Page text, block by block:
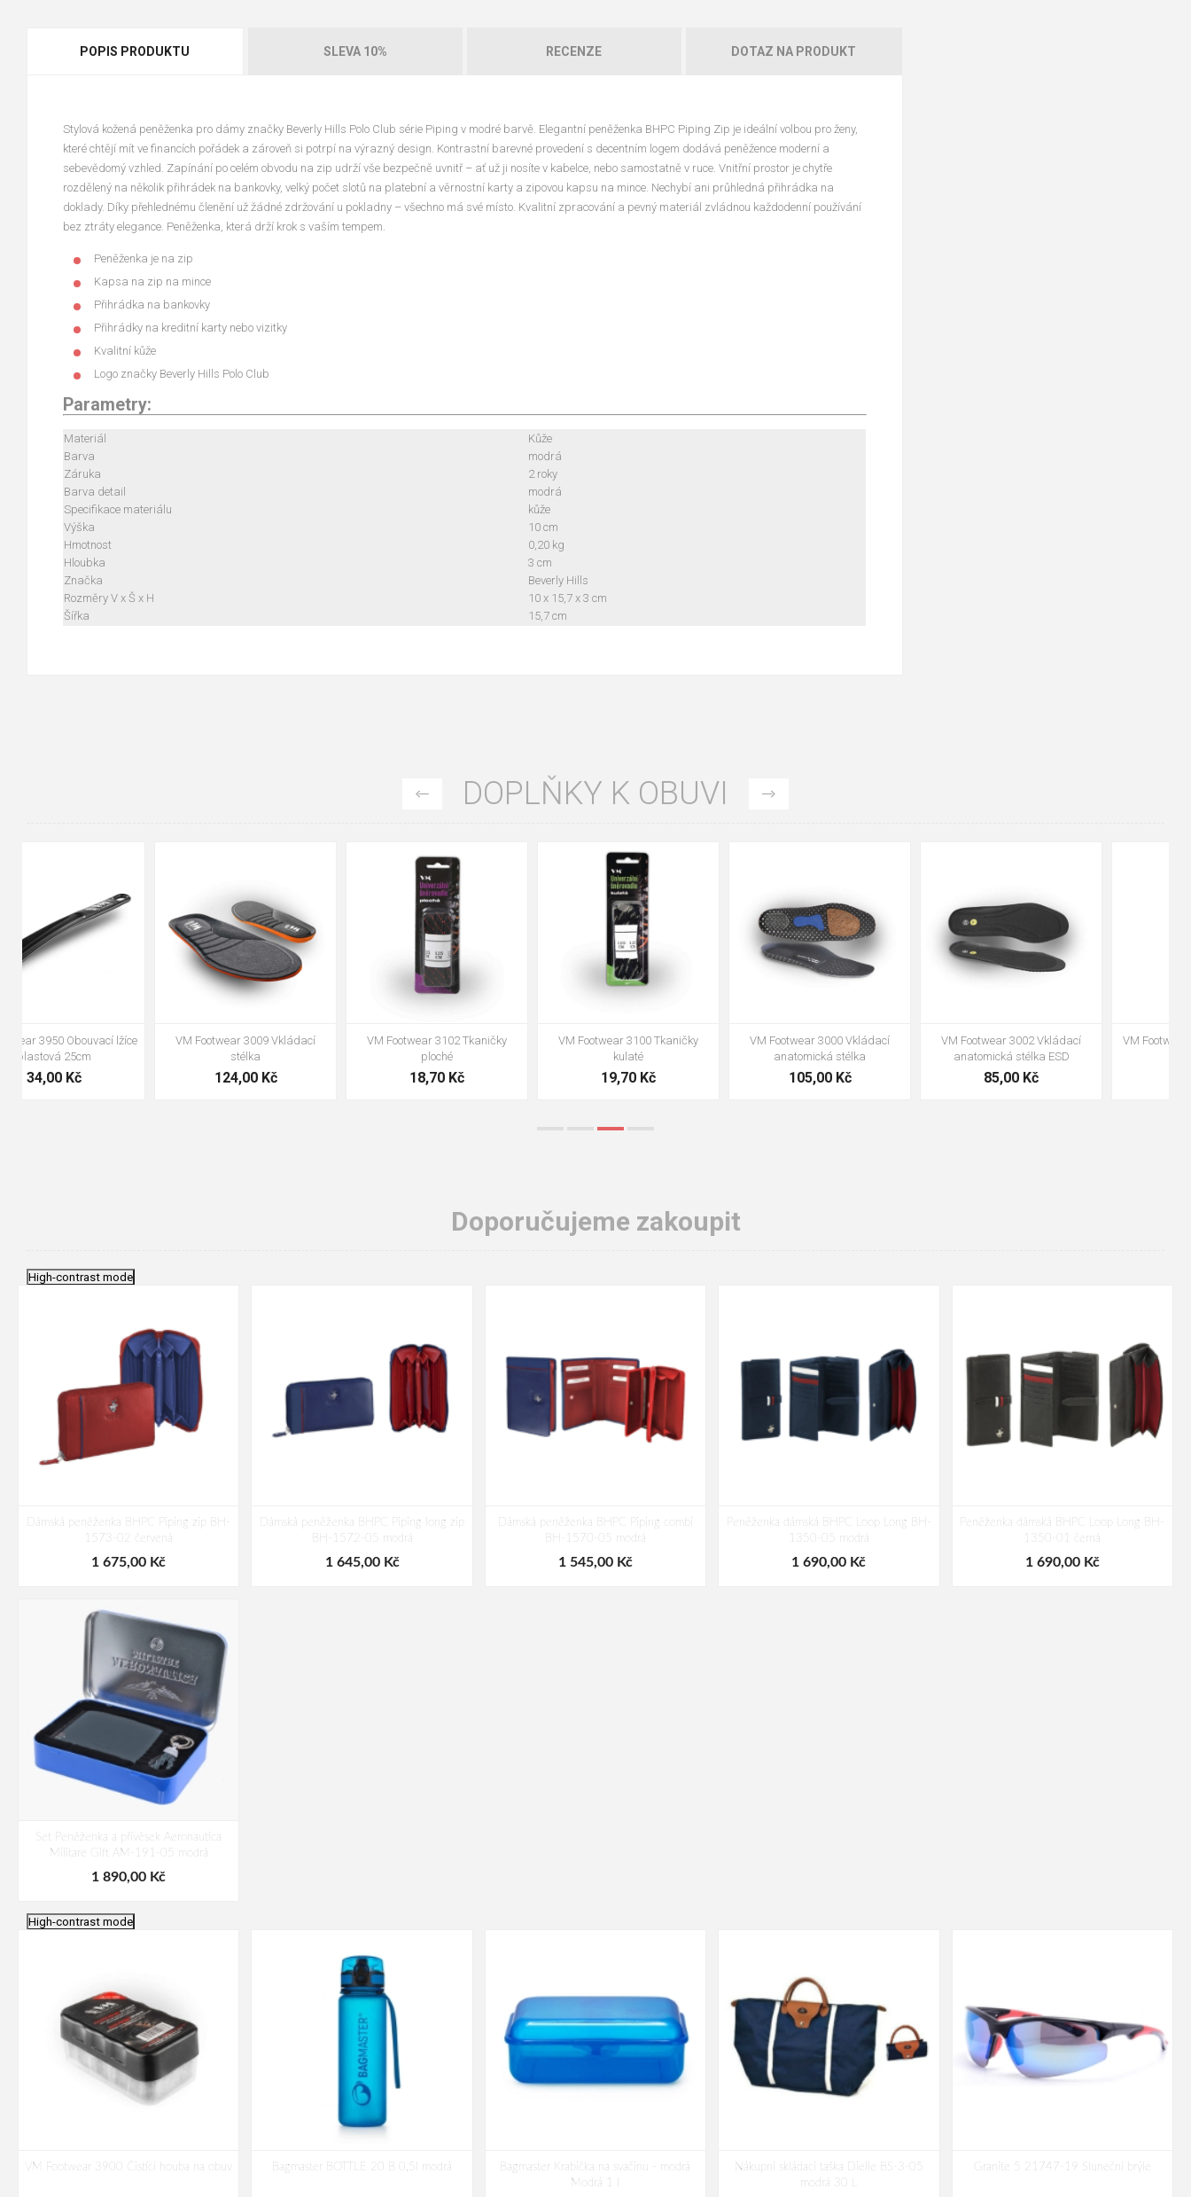
POPIS PRODUKTU SLEVA 10% RECENZE DOTAZ NA PRODUKT
Stylová kožená peněženka pro dámy značky Beverly Hills Polo Club série Piping v modré barvě. Elegantní peněženka BHPC Piping Zip je ideální volbou pro ženy,
které chtějí mít ve financích pořádek a zároveň si potrpí na výrazný design. Kontrastní barevné provedení s decentním logem dodává peněžence moderní a
sebevědomý vzhled. Zapínání po celém obvodu na zip udrží vše bezpečně uvnitř – ať už ji nosíte v kabelce, nebo samostatně v ruce. Vnitřní prostor je chytře
rozdělený na několik přihrádek na bankovky, velký počet slotů na platební a věrnostní karty a zipovou kapsu na mince. Nechybí ani průhledná přihrádka na
doklady. Díky přehlednému členění už žádné zdržování u pokladny – všechno má své místo. Kvalitní zpracování a pevný materiál zvládnou každodenní používání
bez ztráty elegance. Peněženka, která drží krok s vaším tempem.
Peněženka je na zip
Kapsa na zip na mince
Přihrádka na bankovky
Přihrádky na kreditní karty nebo vizitky
Kvalitní kůže
Logo značky Beverly Hills Polo Club
Parametry:
Materiál
Kůže
Barva
modrá
Záruka
2 roky
Barva detail
modrá
Specifikace materiálu
kůže
Výška
10 cm
Hmotnost
0,20 kg
Hloubka
3 cm
Značka
Beverly Hills
Rozměry V x Š x H
10 x 15,7 x 3 cm
Šířka
15,7 cm
DOPLŇKY K OBUVI
VM Footwear 3100 Tkaničky
VM Footwear 3000 Vkládací
VM Footwear 3002 Vkládací
anatomická stélka ESD
35 36
VM Footwear 3900 Čistící houba
VM Footwear 3600 Impregnace
water stop
Bennon ABSORBA XTR ESD vložka
Doporučujeme zakoupit
High-contrast mode
Dámská peněženka BHPC Piping zip BH-
1573-02 červená
1 675,00 Kč
Dámská peněženka BHPC Piping long zip
BH-1572-05 modrá
1 645,00 Kč
Dámská peněženka BHPC Piping combi
BH-1570-05 modrá
1 545,00 Kč
Peněženka dámská BHPC Loop Long BH-
1350-05 modrá
1 690,00 Kč
Peněženka dámská BHPC Loop Long BH-
1350-01 černá
1 690,00 Kč
Set Peněženka a přívěsek Aeronautica
Militare Gift AM-191-05 modrá
1 890,00 Kč
High-contrast mode
VM Footwear 3900 Čistící houba na obuv Bagmaster BOTTLE 20 B 0,5l modrá
Bagmaster Krabička na svačinu - modrá
Modrá 1 l
Nákupní skládací taška Dielle BS-3-05
modrá 30 L
Granite 5 21747-19 Sluneční brýle